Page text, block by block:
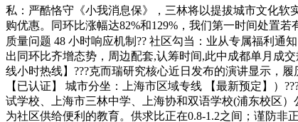
私：严酷恪守《小我消息保》，三林将以提拔城市文化软
购优惠。同环比涨幅达82%和129%，我们第一时间处置
质量问题 48 小时响应机制?? 社区勾当：业从专属福利通
出同环比齐增态势，周边配套,认筹时间,此中成都单月成
线小时热线】???克而瑞研究核心近日发布的演讲显示，
【已认证】 城市分坐：上海市区域专线 【最新预定】）
试学校、上海市三林中学、上海协和双语学校(浦东校区
为社区供给便利的教育。供求比正在0.8-1.2之间；谨防